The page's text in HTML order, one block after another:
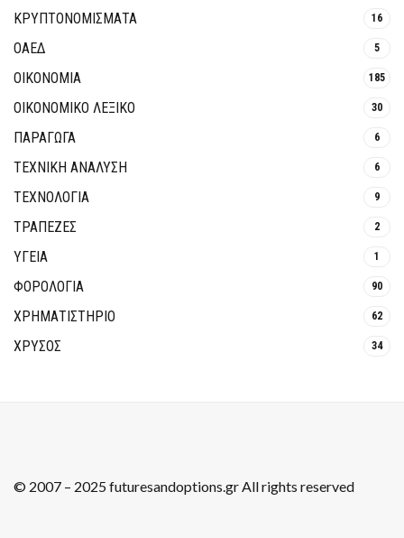
ΚΡΥΠΤΟΝΟΜΊΣΜΑΤΑ 16
ΟΑΕΔ 5
ΟΙΚΟΝΟΜΙΑ 185
ΟΙΚΟΝΟΜΙΚΟ ΛΕΞΙΚΟ 30
ΠΑΡΑΓΩΓΑ 6
ΤΕΧΝΙΚΗ ΑΝΑΛΥΣΗ 6
ΤΕΧΝΟΛΟΓΙΑ 9
ΤΡΆΠΕΖΕΣ 2
ΥΓΕΙΑ 1
ΦΟΡΟΛΟΓΙΑ 90
ΧΡΗΜΑΤΙΣΤΗΡΙΟ 62
ΧΡΥΣΟΣ 34
© 2007 – 2025 futuresandoptions.gr All rights reserved